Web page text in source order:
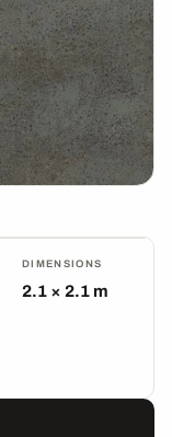
DIMENSIONS
2.1 × 2.1 m